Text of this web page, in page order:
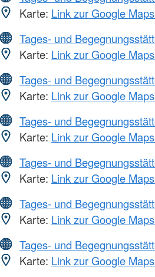
Karte: Link zur Google
Tages- und
Karte: Link zur Google
Tages- und
Karte: Link zur Google
Tages- und
Karte: Link zur Google
Tages- und
Karte: Link zur Google
Tages- und
Karte: Link zur Google
Tages- und
Karte: Link zur Google